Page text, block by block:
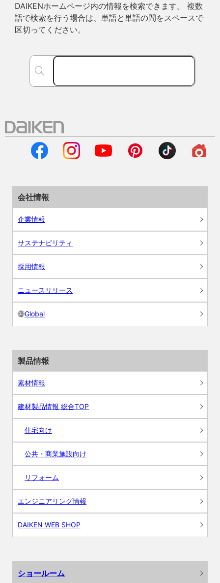
DAIKENホームページ内の情報を検索できます。 複数
語で検索を行う場合は、単語と単語の間をスペースで
区切ってください。
会社情報
企業情報
サステナビリティ
採用情報
ニュースリリース
Global
製品情報
素材情報
建材製品情報 総合TOP
住宅向け
公共・商業施設向け
リフォーム
エンジニアリング情報
DAIKEN WEB SHOP
ショールーム